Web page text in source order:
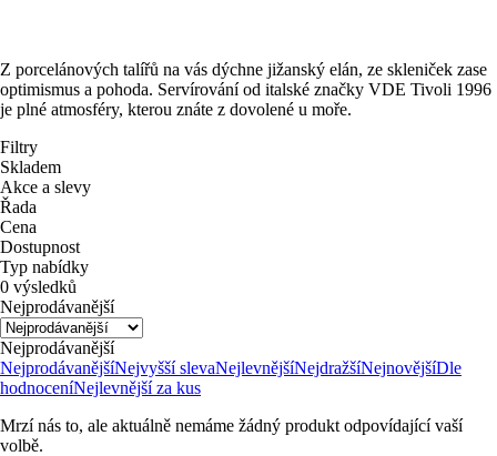
Z porcelánových talířů na vás dýchne jižanský elán, ze skleniček zase
optimismus a pohoda. Servírování od italské značky VDE Tivoli 1996
je plné atmosféry, kterou znáte z dovolené u moře.
Filtry
Skladem
Akce a slevy
Řada
Cena
Dostupnost
Typ nabídky
0 výsledků
Nejprodávanější
Nejprodávanější
NejprodávanějšíNejvyšší slevaNejlevnějšíNejdražšíNejnovějšíDle
hodnoceníNejlevnější za kus
Mrzí nás to, ale aktuálně nemáme žádný produkt odpovídající vaší
volbě.